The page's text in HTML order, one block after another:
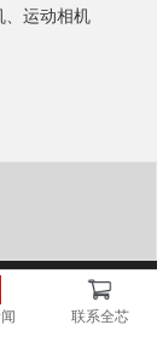
、运动相机
号中集智谷4号楼C户
联系全芯